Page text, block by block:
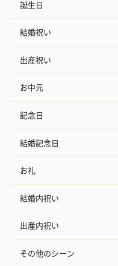
誕生日
結婚祝い
出産祝い
お中元
記念日
結婚記念日
お礼
結婚内祝い
出産内祝い
その他のシーン